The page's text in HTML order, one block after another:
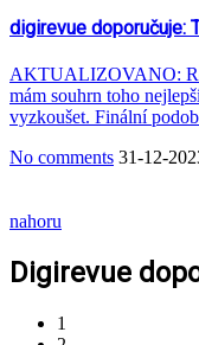
digirevue doporučuje:
AKTUALIZOVANO:
mám souhrn toho
vyzkoušet. Finální
No comments 31-12-
nahoru
Digirevue
1